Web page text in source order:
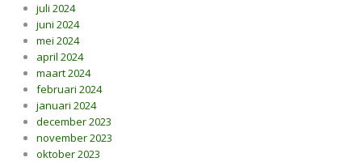
juli 2024
juni 2024
mei 2024
april 2024
maart 2024
februari 2024
januari 2024
december 2023
november 2023
oktober 2023